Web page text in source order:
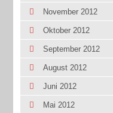
November 2012
Oktober 2012
September 2012
August 2012
Juni 2012
Mai 2012